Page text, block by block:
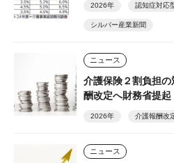
2026年 認知症対応
シルバー産業新聞
ニュース
介護保険２割負担
酬改定へ財務省提起
2026年 介護報酬改
ニュース